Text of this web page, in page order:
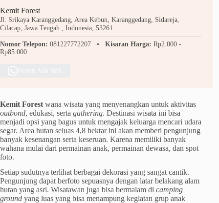
Kemit Forest
Jl. Srikaya Karanggedang, Area Kebun, Karanggedang, Sidareja,
Cilacap, Jawa Tengah , Indonesia, 53261
Nomor Telepon: 081227772207 Kisaran Harga: Rp2.000 -
Rp85.000
Kemit Forest wana wisata yang menyenangkan untuk aktivitas
outbond, edukasi, serta gathering. Destinasi wisata ini bisa
menjadi opsi yang bagus untuk mengajak keluarga mencari udara
segar. Area hutan seluas 4,8 hektar ini akan memberi pengunjung
banyak kesenangan serta keseruan. Karena memiliki banyak
wahana mulai dari permainan anak, permainan dewasa, dan spot
foto.
Setiap sudutnya terlihat berbagai dekorasi yang sangat cantik.
Pengunjung dapat berfoto sepuasnya dengan latar belakang alam
hutan yang asri. Wisatawan juga bisa bermalam di camping
ground yang luas yang bisa menampung kegiatan grup anak